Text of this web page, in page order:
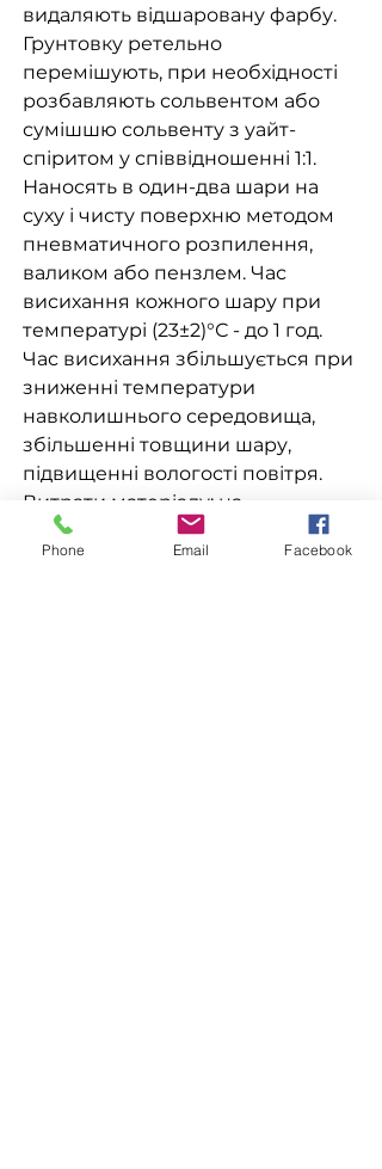
видаляють відшаровану фарбу.
Грунтовку ретельно
перемішують, при необхідності
розбавляють сольвентом або
сумішшю сольвенту з уайт-
спіритом у співвідношенні 1:1.
Наносять в один-два шари на
суху і чисту поверхню методом
пневматичного розпилення,
валиком або пензлем. Час
висихання кожного шару при
температурі (23±2)°С - до 1 год.
Час висихання збільшується при
зниженні температури
навколишнього середовища,
збільшенні товщини шару,
підвищенні вологості повітря.
Витрати матеріалу: на
одношарове покриття складають
(50-75) мл/м2 в залежності від
Phone Email Facebook